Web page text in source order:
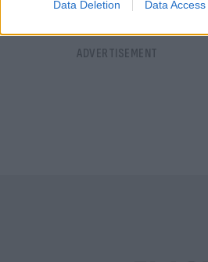
Data Deletion Data Access